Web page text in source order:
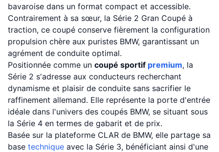
bavaroise dans un format compact et accessible.
Contrairement à sa sœur, la Série 2 Gran Coupé à
traction, ce coupé conserve fièrement la configuration
propulsion chère aux puristes BMW, garantissant un
agrément de conduite optimal.
Positionnée comme un coupé sportif premium, la
Série 2 s'adresse aux conducteurs recherchant
dynamisme et plaisir de conduite sans sacrifier le
raffinement allemand. Elle représente la porte d'entrée
idéale dans l'univers des coupés BMW, se situant sous
la Série 4 en termes de gabarit et de prix.
Basée sur la plateforme CLAR de BMW, elle partage sa
base technique avec la Série 3, bénéficiant ainsi d'une